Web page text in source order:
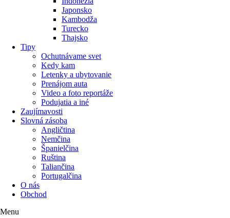
Japonsko
Kambodža
Turecko
Thajsko
Tipy
Ochutnávame svet
Kedy kam
Letenky a ubytovanie
Prenájom auta
Video a foto reportáže
Podujatia a iné
Zaujímavosti
Slovná zásoba
Angličtina
Nemčina
Španielčina
Ruština
Taliančina
Portugalčina
O nás
Obchod
Menu